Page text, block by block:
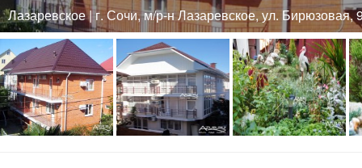
Лазаревское | г. Сочи, м/р-н Лазаревское, ул. Бирюзовая,